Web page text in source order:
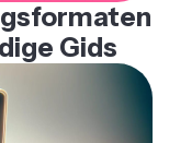
Gids